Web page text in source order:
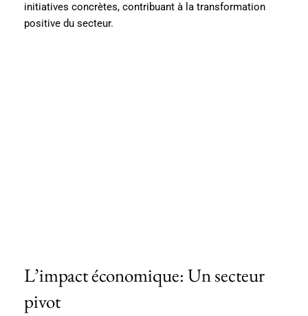
initiatives concrètes, contribuant à la transformation
positive du secteur.
L’impact économique: Un secteur
pivot